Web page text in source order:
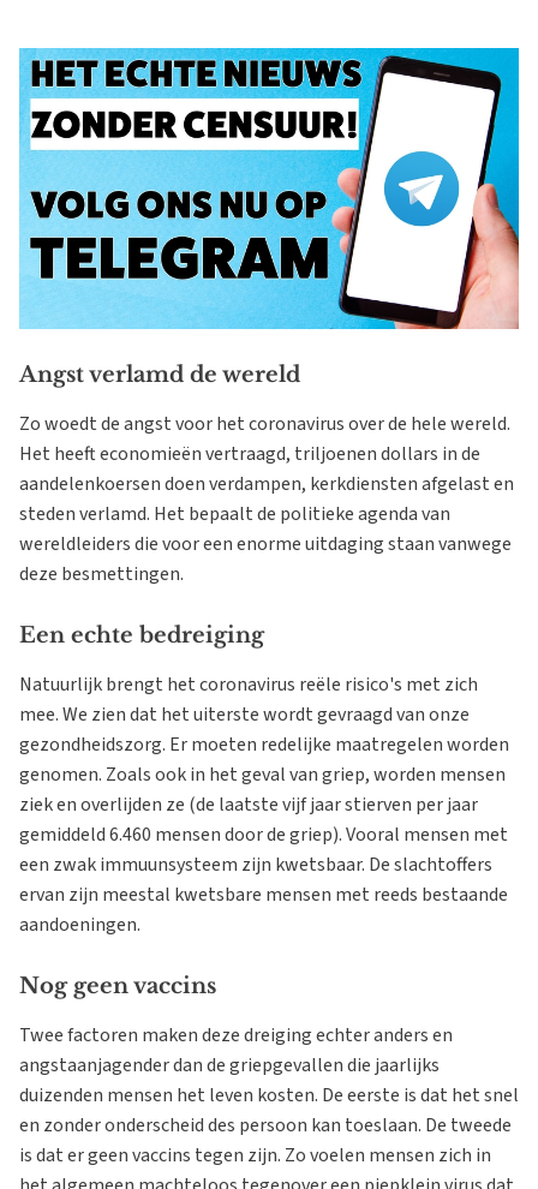
Angst verlamd de wereld
Zo woedt de angst voor het coronavirus over de hele wereld.
Het heeft economieën vertraagd, triljoenen dollars in de
aandelenkoersen doen verdampen, kerkdiensten afgelast en
steden verlamd. Het bepaalt de politieke agenda van
wereldleiders die voor een enorme uitdaging staan vanwege
deze besmettingen.
Een echte bedreiging
Natuurlijk brengt het coronavirus reële risico's met zich
mee. We zien dat het uiterste wordt gevraagd van onze
gezondheidszorg. Er moeten redelijke maatregelen worden
genomen. Zoals ook in het geval van griep, worden mensen
ziek en overlijden ze (de laatste vijf jaar stierven per jaar
gemiddeld 6.460 mensen door de griep). Vooral mensen met
een zwak immuunsysteem zijn kwetsbaar. De slachtoffers
ervan zijn meestal kwetsbare mensen met reeds bestaande
aandoeningen.
Nog geen vaccins
Twee factoren maken deze dreiging echter anders en
angstaanjagender dan de griepgevallen die jaarlijks
duizenden mensen het leven kosten. De eerste is dat het snel
en zonder onderscheid des persoon kan toeslaan. De tweede
is dat er geen vaccins tegen zijn. Zo voelen mensen zich in